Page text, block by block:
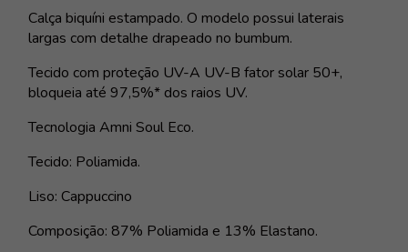
Calça biquíni estampado. O modelo possui laterais
largas com detalhe drapeado no bumbum.
Tecido com proteção UV-A UV-B fator solar 50+,
bloqueia até 97,5%* dos raios UV.
Tecnologia Amni Soul Eco.
Tecido: Poliamida.
Liso: Cappuccino
Composição: 87% Poliamida e 13% Elastano.